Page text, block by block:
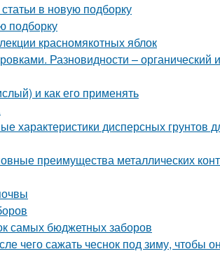
в новую подборку
подборку
красномякотных яблок
Разновидности – органический и
и как его применять
характеристики дисперсных грунтов
преимущества металлических
самых бюджетных заборов
чего сажать чеснок под зиму, чтобы